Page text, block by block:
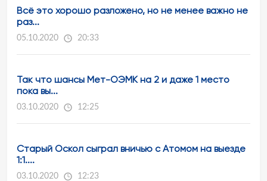
Всё это хорошо разложено, но не менее важно не
раз...
05.10.2020 20:33
Так что шансы Мет-ОЭМК на 2 и даже 1 место
пока вы...
03.10.2020 12:25
Старый Оскол сыграл вничью с Атомом на выезде
1:1....
03.10.2020 12:23